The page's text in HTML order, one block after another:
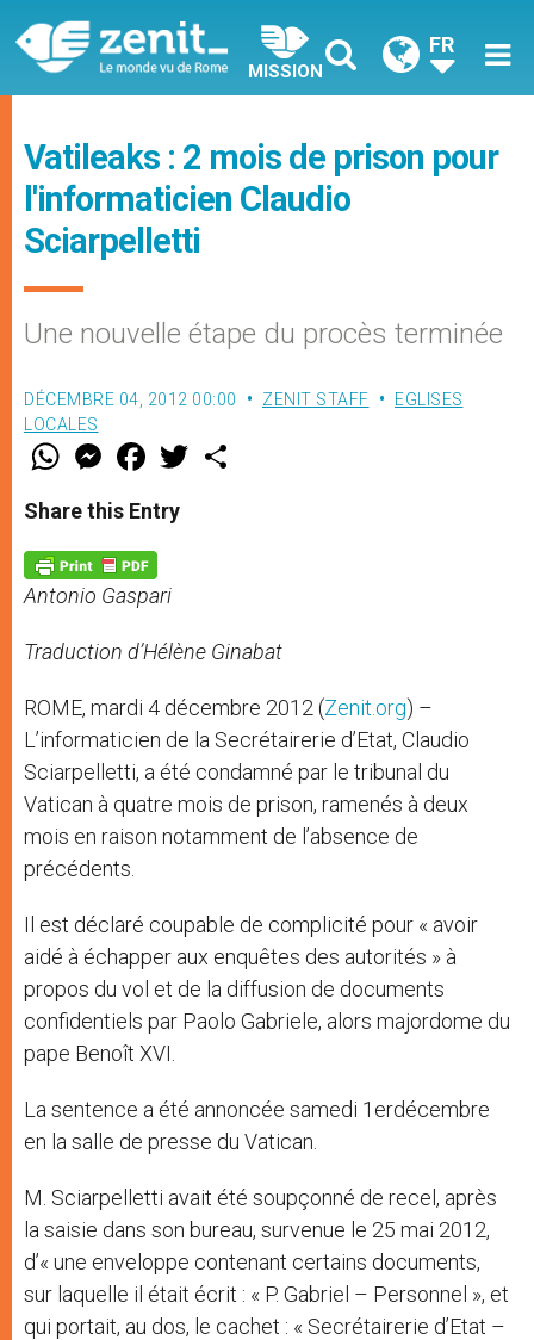
MISSION
FR
Vatileaks : 2 mois de prison pour
l'informaticien Claudio
Sciarpelletti
Une nouvelle étape du procès terminée
DÉCEMBRE 04, 2012 00:00 ZENIT STAFF
EGLISES
LOCALES
W
t
s
p
p
M
e
s
e
g
e
r
F
a
e
b
o
k
w
Share this Entry
Antonio Gaspari
Traduction d’Hélène Ginabat
ROME, mardi 4 décembre 2012 (Zenit.org) –
L’informaticien de la Secrétairerie d’Etat, Claudio
Sciarpelletti, a été condamné par le tribunal du
Vatican à quatre mois de prison, ramenés à deux
mois en raison notamment de l’absence de
précédents.
Il est déclaré coupable de complicité pour « avoir
aidé à échapper aux enquêtes des autorités » à
propos du vol et de la diffusion de documents
confidentiels par Paolo Gabriele, alors majordome du
pape Benoît XVI.
La sentence a été annoncée samedi 1erdécembre
en la salle de presse du Vatican.
M. Sciarpelletti avait été soupçonné de recel, après
la saisie dans son bureau, survenue le 25 mai 2012,
d’« une enveloppe contenant certains documents,
sur laquelle il était écrit : « P. Gabriel – Personnel », et
qui portait, au dos, le cachet : « Secrétairerie d’Etat –